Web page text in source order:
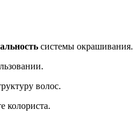
системы окрашивания.
волос.
колориста.